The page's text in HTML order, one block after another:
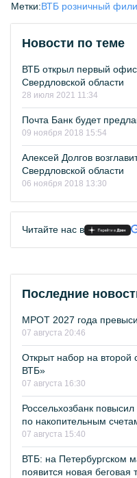
Метки:ВТБ розничный
Новости по теме
ВТБ открыл первый
Свердловской области
28 июля 2021 11:34
Почта Банк будет
09 ноября 2018 15:54
Алексей Долгов
Свердловской области
06 ноября 2018 13:30
Читайте нас в
Последние
МРОТ 2027 года
07 августа 20:46
Открыт набор на
ВТБ»
07 августа 16:30
Россельхозбанк
по накопительным
07 августа 15:40
ВТБ: на Петербургском
появится новая